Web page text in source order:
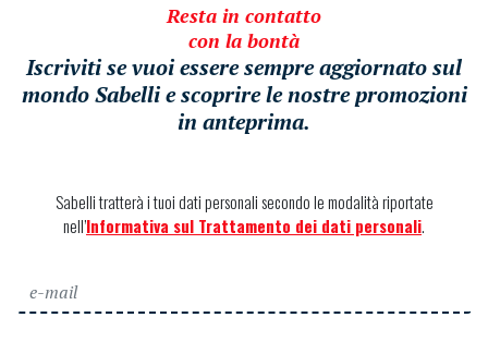
Resta in contatto
con la bontà
Iscriviti se vuoi essere sempre aggiornato sul
mondo Sabelli e scoprire le nostre promozioni
in anteprima.
Sabelli tratterà i tuoi dati personali secondo le modalità riportate
nell’Informativa sul Trattamento dei dati personali.